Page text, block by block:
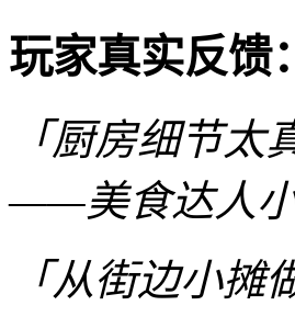
玩家真实反馈：
「厨房细节
——美食达人
「从街边小